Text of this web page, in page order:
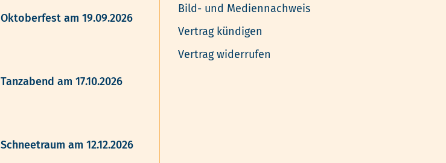
Oktoberfest am 19.09.2026
Tanzabend am 17.10.2026
Schneetraum am 12.12.2026
Bild- und Mediennachweis
Vertrag kündigen
Vertrag widerrufen